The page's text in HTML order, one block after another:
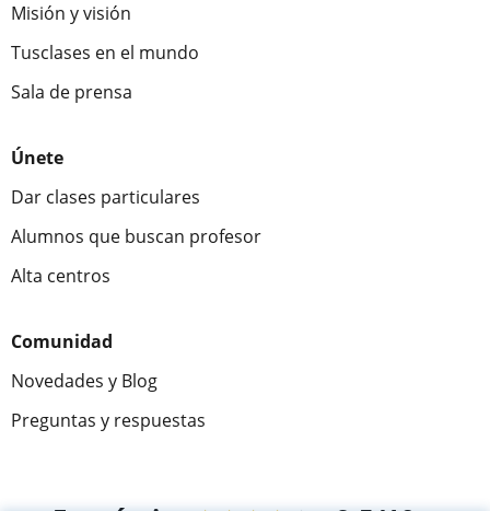
Misión y visión
Tusclases en el mundo
Sala de prensa
Únete
Dar clases particulares
Alumnos que buscan profesor
Alta centros
Comunidad
Novedades y Blog
Preguntas y respuestas